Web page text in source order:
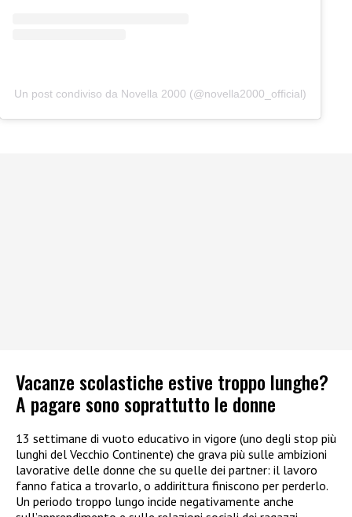
Un post condiviso da Novella 2000 (@novella2000_official)
Vacanze scolastiche estive troppo lunghe?
A pagare sono soprattutto le donne
13 settimane di vuoto educativo in vigore (uno degli stop più
lunghi del Vecchio Continente) che grava più sulle ambizioni
lavorative delle donne che su quelle dei partner: il lavoro
fanno fatica a trovarlo, o addirittura finiscono per perderlo.
Un periodo troppo lungo incide negativamente anche